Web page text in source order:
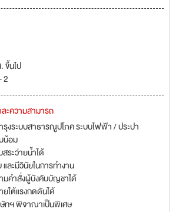
ขึ้นไป
2
ความสามารถ
งระบบสาธารณูปโภค ระบบไฟฟ้า / ประปา
น้อม
ระว่ายน้ำได้
ละมีวินัยในการทำงาน
มคำสั่งผู้บังคับบัญชาได้
ใต้แรงกดดันได้
ษัทฯ พิจาณาเป็นพิเศษ